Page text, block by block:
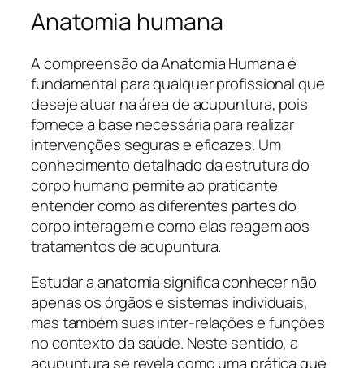
Anatomia humana
A compreensão da Anatomia Humana é
fundamental para qualquer profissional que
deseje atuar na área de acupuntura, pois
fornece a base necessária para realizar
intervenções seguras e eficazes. Um
conhecimento detalhado da estrutura do
corpo humano permite ao praticante
entender como as diferentes partes do
corpo interagem e como elas reagem aos
tratamentos de acupuntura.
Estudar a anatomia significa conhecer não
apenas os órgãos e sistemas individuais,
mas também suas inter-relações e funções
no contexto da saúde. Neste sentido, a
acupuntura se revela como uma prática que